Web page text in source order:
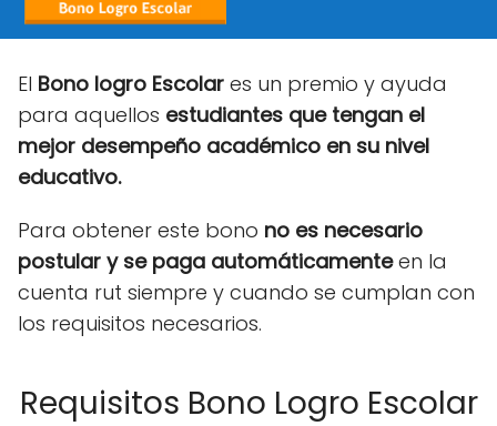
El Bono logro Escolar es un premio y ayuda
para aquellos estudiantes que tengan el
mejor desempeño académico en su nivel
educativo.
Para obtener este bono no es necesario
postular y se paga automáticamenteen la
cuenta rut siempre y cuando se cumplan con
los requisitos necesarios.
Requisitos Bono Logro Escolar